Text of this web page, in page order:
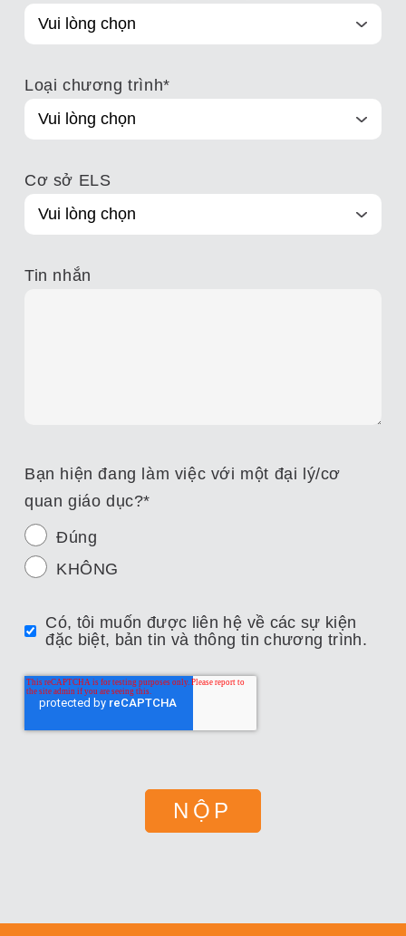
Loại chương trình*
Cơ sở ELS
Tin nhắn
Bạn hiện đang làm việc với một đại lý/cơ
quan giáo dục?*
Đúng
KHÔNG
Có, tôi muốn được liên hệ về các sự kiện
đặc biệt, bản tin và thông tin chương trình.